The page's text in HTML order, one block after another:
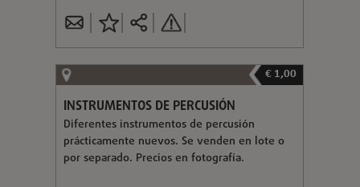
€ 1,00
INSTRUMENTOS DE PERCUSIÓN
Diferentes instrumentos de percusión
prácticamente nuevos. Se venden en lote o
por separado. Precios en fotografía.